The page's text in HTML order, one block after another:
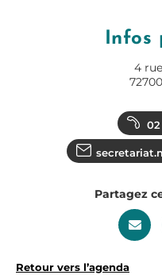
Infos
4
Partagez
Retour vers l’agenda